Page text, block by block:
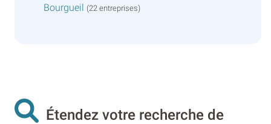
Bourgueil (22 entreprises)
Étendez votre recherche de